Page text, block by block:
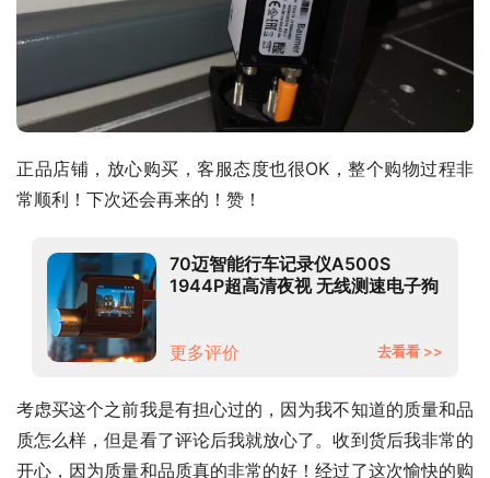
正品店铺，放心购买，客服态度也很OK，整个购物过程非
常顺利！下次还会再来的！赞！
70迈智能行车记录仪A500S
1944P超高清夜视 无线测速电子狗
更多评价
去看看 >>
考虑买这个之前我是有担心过的，因为我不知道的质量和品
质怎么样，但是看了评论后我就放心了。收到货后我非常的
开心，因为质量和品质真的非常的好！经过了这次愉快的购